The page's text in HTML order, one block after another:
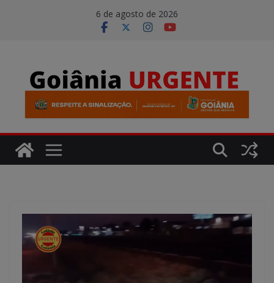
6 de agosto de 2026
modal-check